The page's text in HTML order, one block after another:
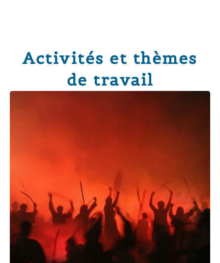
Activités et thèmes
de travail